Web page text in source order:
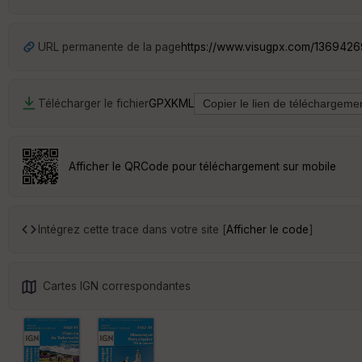
URL permanente de la pagehttps://www.visugpx.com/
Télécharger le fichierGPXKML
Afficher le QRCode pour téléchargement sur mobile
Intégrez cette trace dans votre site [Afficher le code]
Cartes IGN correspondantes